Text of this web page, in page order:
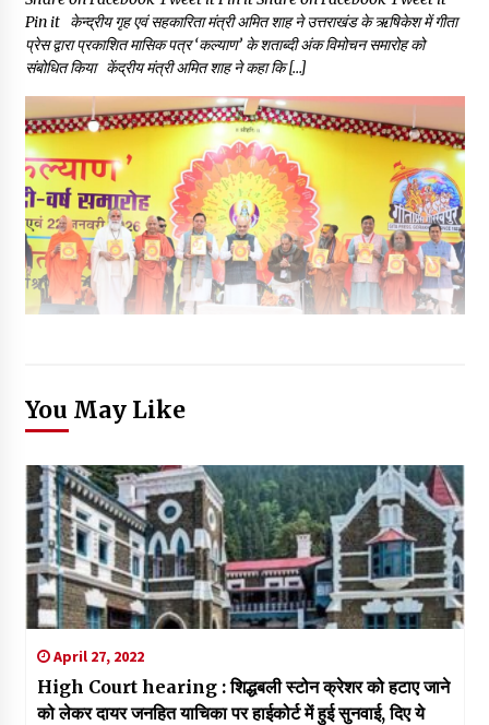
Pin it केन्द्रीय गृह एवं सहकारिता मंत्री अमित शाह ने उत्तराखंड के ऋषिकेश में गीता
प्रेस द्वारा प्रकाशित मासिक पत्र ‘कल्याण’ के शताब्दी अंक विमोचन समारोह को
संबोधित किया केंद्रीय मंत्री अमित शाह ने कहा कि […]
You May Like
April 27, 2022
High Court hearing : शिद्धबली स्टोन क्रेशर को हटाए जाने
को लेकर दायर जनहित याचिका पर हाईकोर्ट में हुई सुनवाई, दिए ये